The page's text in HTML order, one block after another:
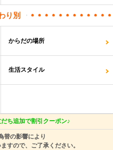
り別
からだの場所
生活スタイル
ち追加で割引クーポン♪
替の影響により
すので、ご了承ください。